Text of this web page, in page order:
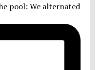
pool: We alternated